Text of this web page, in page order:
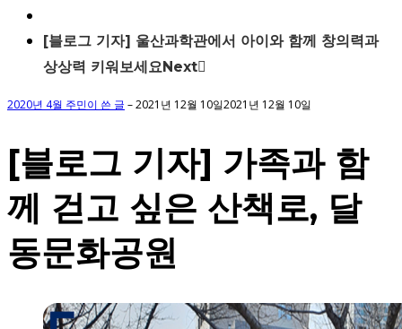
navigation
[블로그 기자] 울산과학관에서 아이와 함께 창의력과
상상력 키워보세요Next
2020년 4월 주민이 쓴 글 –2021년 12월 10일2021년 12월 10일
[블로그 기자] 가족과 함
께 걷고 싶은 산책로, 달
동문화공원